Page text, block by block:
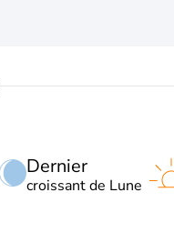
Dernier
croissant de Lune